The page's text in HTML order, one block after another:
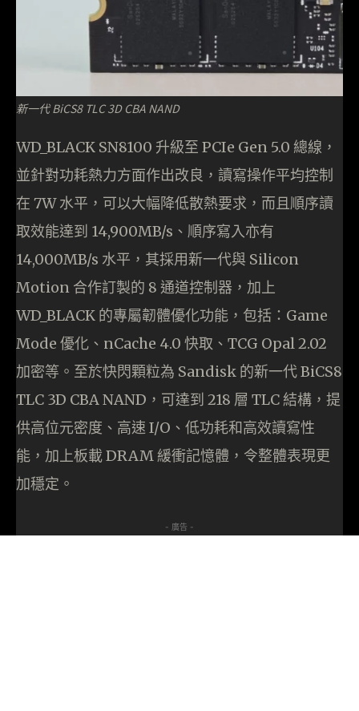
新一代 BiCS8 TLC 3D CBA NAND
WD_BLACK SN8100 升級至 PCIe Gen 5.0 總線，
並針對功耗熱力方面作出改良，讀寫操作平均控制
在 7W 水平，可以大幅降低散熱要求，而且順序讀
取效能達到 14,900MB/s、順序寫入亦有
14,000MB/s 水平，其採用新一代與 Silicon
Motion 合作訂製的 8 通道控制器，加上
WD_BLACK 的專屬韌體優化功能，包括：Game
Mode 優化、nCache 4.0 快取、TCG Opal 2.02
加密等。至於快閃顆粒為 Sandisk 的新一代 BiCS8
TLC 3D CBA NAND，可達到 218 層 TLC 結構，提
供高位元密度、高速 I/O、低功耗和高效讀寫性
能，加上板載 DRAM 緩衝記憶體，令整體表現更
加穩定。
- 廣告 -